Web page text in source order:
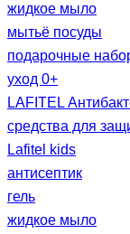
жидкое мыло
мытьё посуды
подарочные
уход 0+
LAFITEL
средства для
Lafitel kids
антисептик
гель
жидкое мыло